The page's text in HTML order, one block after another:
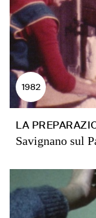
1982
LA
Savignano sul